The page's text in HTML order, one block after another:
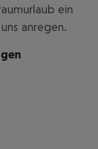
ein
anregen.